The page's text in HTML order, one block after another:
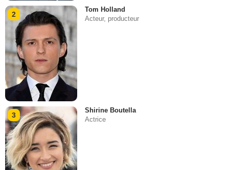
2
Tom Holland
Acteur, producteur
3
Shirine Boutella
Actrice